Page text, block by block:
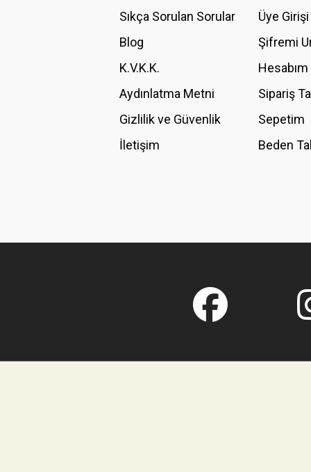
Ürün fiyatı diğer sitelerden daha pahalı.
Bu ürüne benzer farklı alternatifler olmalı.
Sıkça Sorulan Sorular
Blog
K.V.K.K.
Aydınlatma Metni
Gizlilik ve Güvenlik
İletişim
Üye Girişi
Şifremi
Hesabım
Sipariş
Sepetim
Beden